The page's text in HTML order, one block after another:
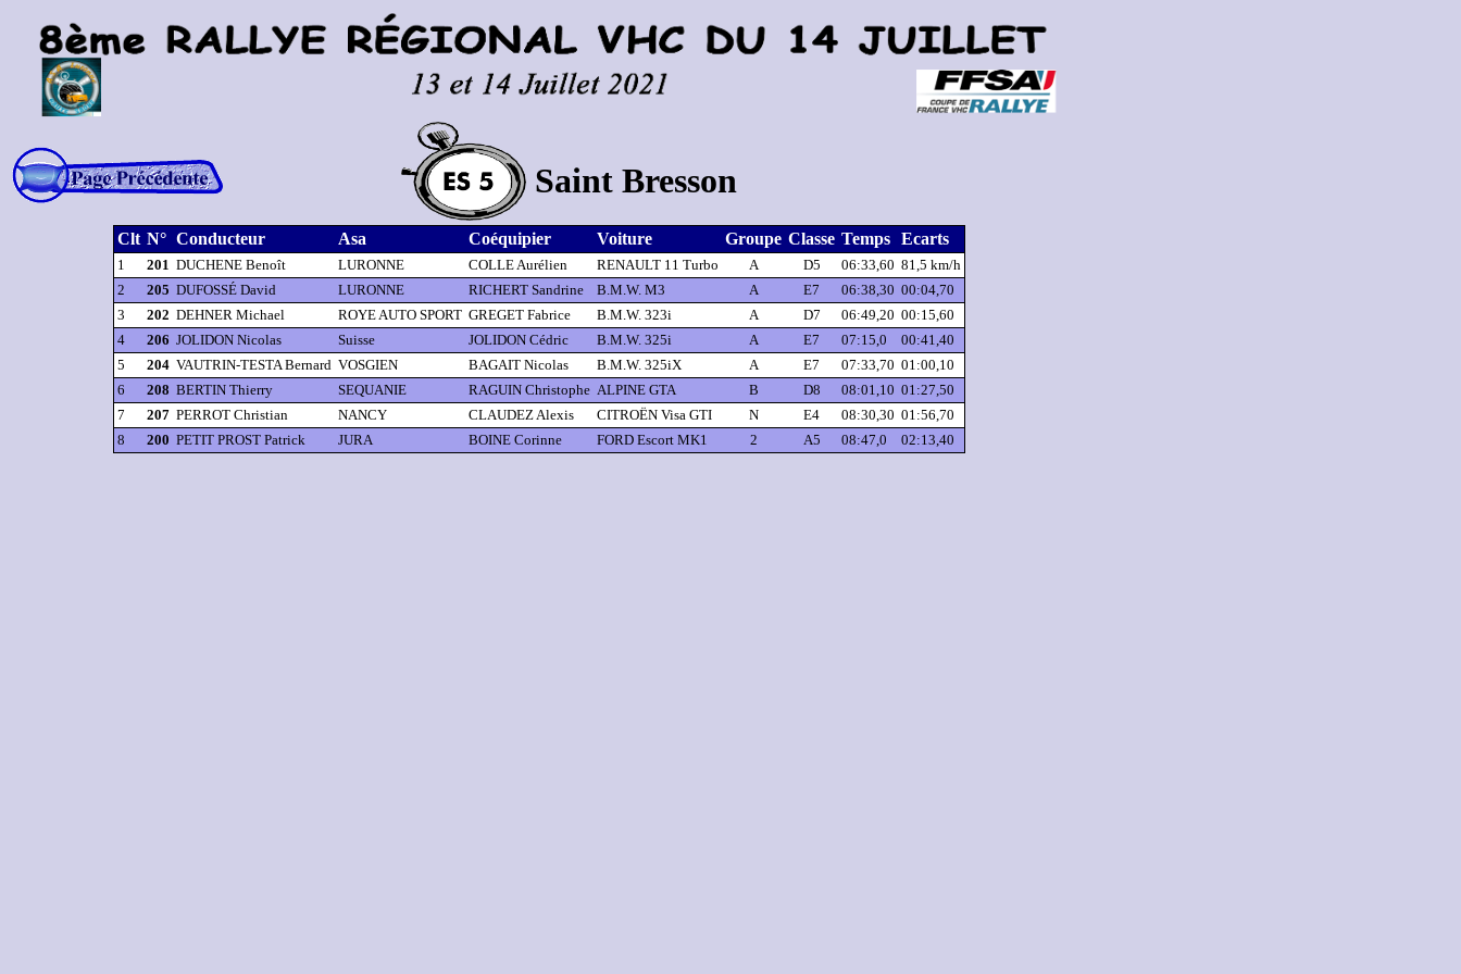
Saint Bresson
Clt N° Conducteur Asa Coéquipier Voiture Groupe Classe Temps Ecarts
1 201 DUCHENE Benoît LURONNE COLLE Aurélien RENAULT 11 Turbo A D5 06:33,60 81,5 km/h
2
205 DUFOSSÉ David LURONNE RICHERT Sandrine B.M.W. M3 A E7 06:38,30 00:04,70
3
202 DEHNER Michael ROYE AUTO SPORT GREGET Fabrice B.M.W. 323i A D7 06:49,20 00:15,60
4
206 JOLIDON Nicolas Suisse JOLIDON Cédric B.M.W. 325i A E7 07:15,0
00:41,40
5
204 VAUTRIN-TESTA Bernard VOSGIEN BAGAIT Nicolas B.M.W. 325iX A E7 07:33,70 01:00,10
6
208 BERTIN Thierry SEQUANIE RAGUIN Christophe ALPINE GTA B D8 08:01,10 01:27,50
7
207 PERROT Christian NANCY CLAUDEZ Alexis CITROËN Visa GTI N E4 08:30,30 01:56,70
8
200 PETIT PROST Patrick JURA BOINE Corinne FORD Escort MK1 2 A5 08:47,0 02:13,40